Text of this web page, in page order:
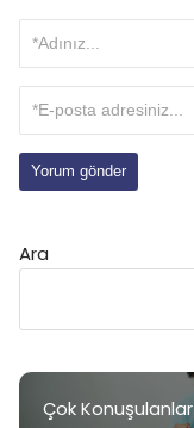
Ara
Çok Konuşulanlar